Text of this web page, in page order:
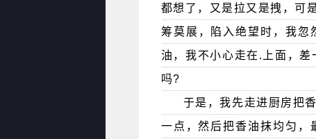
都想了，又是拉又是拽，可
筹莫展，陷入绝望时，我
油，我不小心走在.上面，差
吗?
于是，我先走进厨房把
一点，然后把香油抹均匀，